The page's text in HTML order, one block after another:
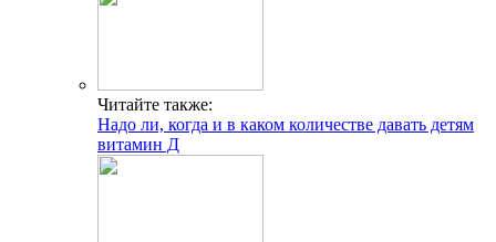
Читайте также:
Надо ли, когда и в каком количестве давать детям
витамин Д